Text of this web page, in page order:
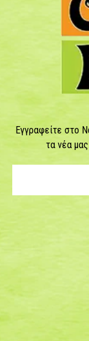
Εγγραφείτε στο
τα νέα